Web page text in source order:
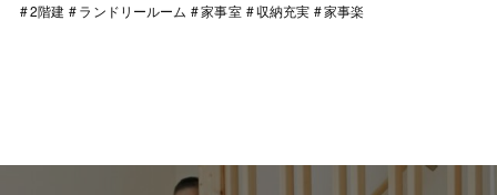
2階建
ランドリールーム 家事室 収納充実 家事楽